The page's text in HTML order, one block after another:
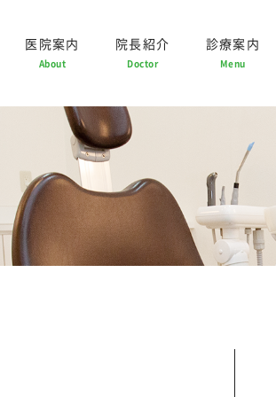
医院案内
About
院長紹介
Doctor
診療案内
Menu